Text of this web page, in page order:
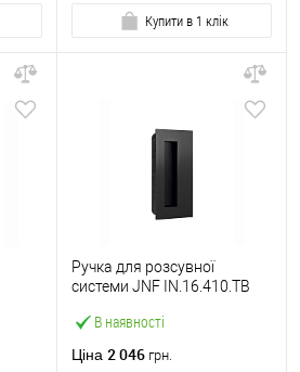
Купити в 1 клік
В наявності
Ручка для розсувної
системи JNF IN.16.410.TB
Ціна 2 046 грн.